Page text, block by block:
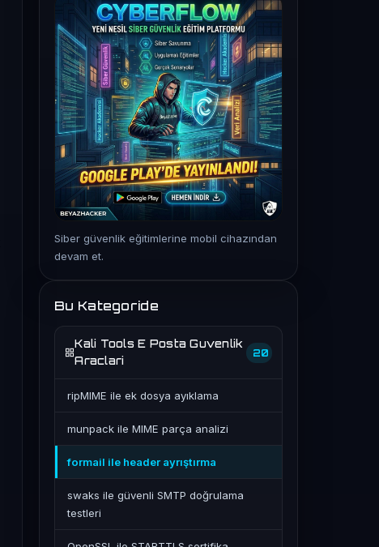
Siber güvenlik eğitimlerine mobil cihazından
devam et.
Bu Kategoride
Kali Tools E Posta Guvenlik
Araclari
20
ripMIME ile ek dosya ayıklama
munpack ile MIME parça analizi
formail ile header ayrıştırma
swaks ile güvenli SMTP doğrulama
testleri